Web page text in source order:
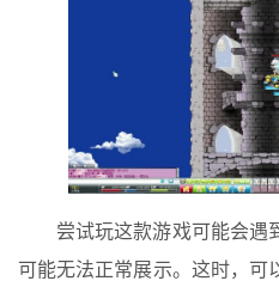
尝试玩这款游戏可能会遇
可能无法正常展示。这时，可